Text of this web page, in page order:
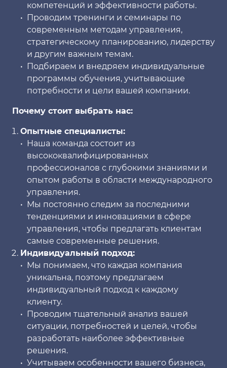
компетенций и эффективности работы.
Проводим тренинги и семинары по
современным методам управления,
стратегическому планированию, лидерству
и другим важным темам.
Подбираем и внедряем индивидуальные
программы обучения, учитывающие
потребности и цели вашей компании.
Почему стоит выбрать нас:
Опытные специалисты:
Наша команда состоит из
высококвалифицированных
профессионалов с глубокими знаниями и
опытом работы в области международного
управления.
Мы постоянно следим за последними
тенденциями и инновациями в сфере
управления, чтобы предлагать клиентам
самые современные решения.
Индивидуальный подход:
Мы понимаем, что каждая компания
уникальна, поэтому предлагаем
индивидуальный подход к каждому
клиенту.
Проводим тщательный анализ вашей
ситуации, потребностей и целей, чтобы
разработать наиболее эффективные
решения.
Учитываем особенности вашего бизнеса,